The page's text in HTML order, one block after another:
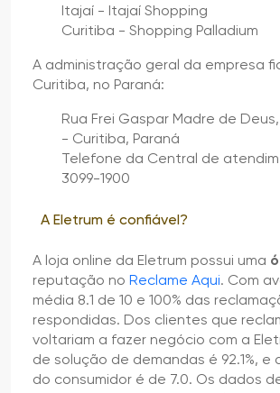
Itajaí - Itajaí Shopping
Curitiba - Shopping Palladium
A administração geral da empresa
Curitiba, no Paraná:
Rua Frei Gaspar Madre de
- Curitiba, Paraná
Telefone da Central de
3099-1900
A Eletrum é confiável?
A loja online da Eletrum possui uma
reputação no Reclame Aqui. Com
média 8.1 de 10 e 100% das
respondidas. Dos clientes que
voltariam a fazer negócio com a
de solução de demandas é 92.1%, e
do consumidor é de 7.0. Os dados